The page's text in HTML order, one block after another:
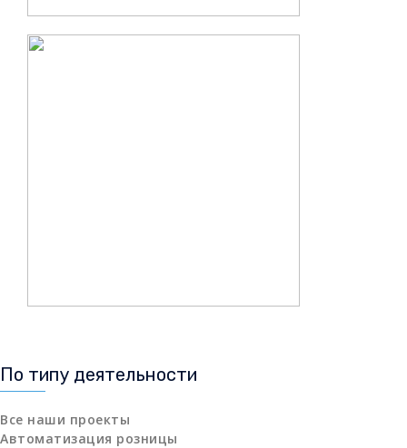
По типу деятельности
Все наши проекты
Автоматизация розницы